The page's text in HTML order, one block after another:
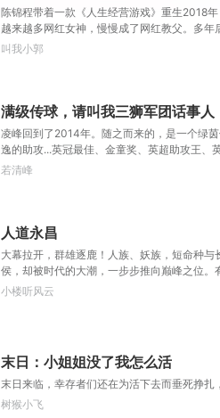
陈锦程带着一款《人生经营游戏》重生2018
越来越多网红女神，慢慢成了网红教父。多年
叫我小郭
满级传球，请叫我三狮军团话事人
凌峰回到了2014年。随之而来的，是一个绿
逸的助攻...英冠最佳、金童奖、英超助攻王、
渐老去的新时代，他异军突起！从传球喂饼
若清峰
人道永昌
大幕拉开，群雄逐鹿！人族、妖族，短命种
侯，却被时代的大潮，一步步推向巅峰之位
小楼听风云
末日：小姐姐没了我怎么活
末日来临，幸存者们还在为活下去而垂死挣
树猴小飞